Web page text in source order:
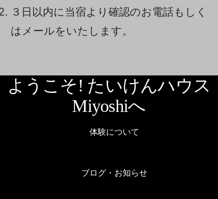
３日以内に当宿より確認のお電話もしく
はメールをいたします。
ようこそ! たいけんハウス
Miyoshiへ
体験について
ブログ・お知らせ